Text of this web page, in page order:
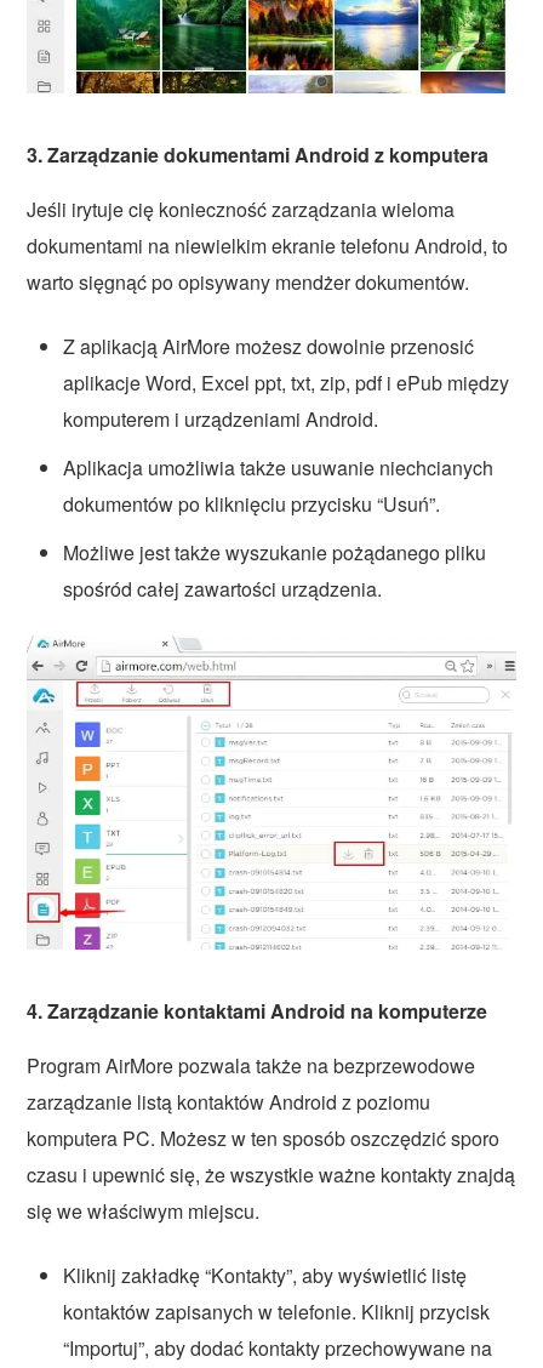
3. Zarządzanie dokumentami Android z komputera
Jeśli irytuje cię konieczność zarządzania wieloma
dokumentami na niewielkim ekranie telefonu Android, to
warto sięgnąć po opisywany mendżer dokumentów.
Z aplikacją AirMore możesz dowolnie przenosić
aplikacje Word, Excel ppt, txt, zip, pdf i ePub między
komputerem i urządzeniami Android.
Aplikacja umożliwia także usuwanie niechcianych
dokumentów po kliknięciu przycisku “Usuń”.
Możliwe jest także wyszukanie pożądanego pliku
spośród całej zawartości urządzenia.
4. Zarządzanie kontaktami Android na komputerze
Program AirMore pozwala także na bezprzewodowe
zarządzanie listą kontaktów Android z poziomu
komputera PC. Możesz w ten sposób oszczędzić sporo
czasu i upewnić się, że wszystkie ważne kontakty znajdą
się we właściwym miejscu.
Kliknij zakładkę “Kontakty”, aby wyświetlić listę
kontaktów zapisanych w telefonie. Kliknij przycisk
“Importuj”, aby dodać kontakty przechowywane na